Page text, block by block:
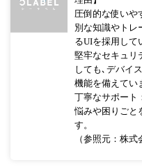
圧倒的な使いや
別な知識やトレ
るUIを採用して
堅牢なセキュリ
しても､デバイ
機能を備えてい
丁寧なサポート
悩みや困りごと
す。
（参照元：株